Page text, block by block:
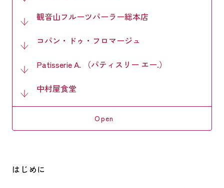
観音山フルーツパーラー総本店
コパン・ドゥ・フロマージュ
Patisserie A. （パティスリー エー.）
中村屋食堂
Open
はじめに